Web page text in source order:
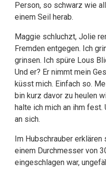
Person, so schwarz wie
einem Seil herab.
Maggie schluchzt, Jolie
Fremden entgegen. Ich
grinsen. Ich spüre Lous
Und er? Er nimmt mein
küsst mich. Einfach so.
bin kurz davor zu heulen
halte ich mich an ihm fest.
an sich.
Im Hubschrauber
einem Durchmesser von
eingeschlagen war,